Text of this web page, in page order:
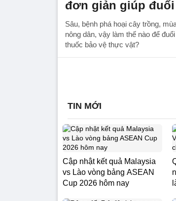
đơn giản giúp
Sâu, bệnh phá hoại cây trồng,
nông dân, vậy làm thế nào để
thuốc bảo vệ thực vật?
TIN MỚI
Cập nhật kết quả Malaysia
vs Lào vòng bảng ASEAN
Cup 2026 hôm nay